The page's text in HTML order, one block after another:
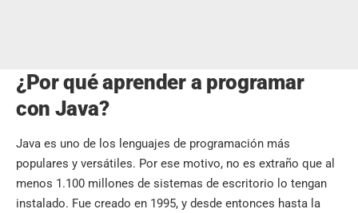
¿Por qué aprender a programar
con Java?
Java es uno de los lenguajes de programación más
populares y versátiles. Por ese motivo, no es extraño que al
menos 1.100 millones de sistemas de escritorio lo tengan
instalado. Fue creado en 1995, y desde entonces hasta la